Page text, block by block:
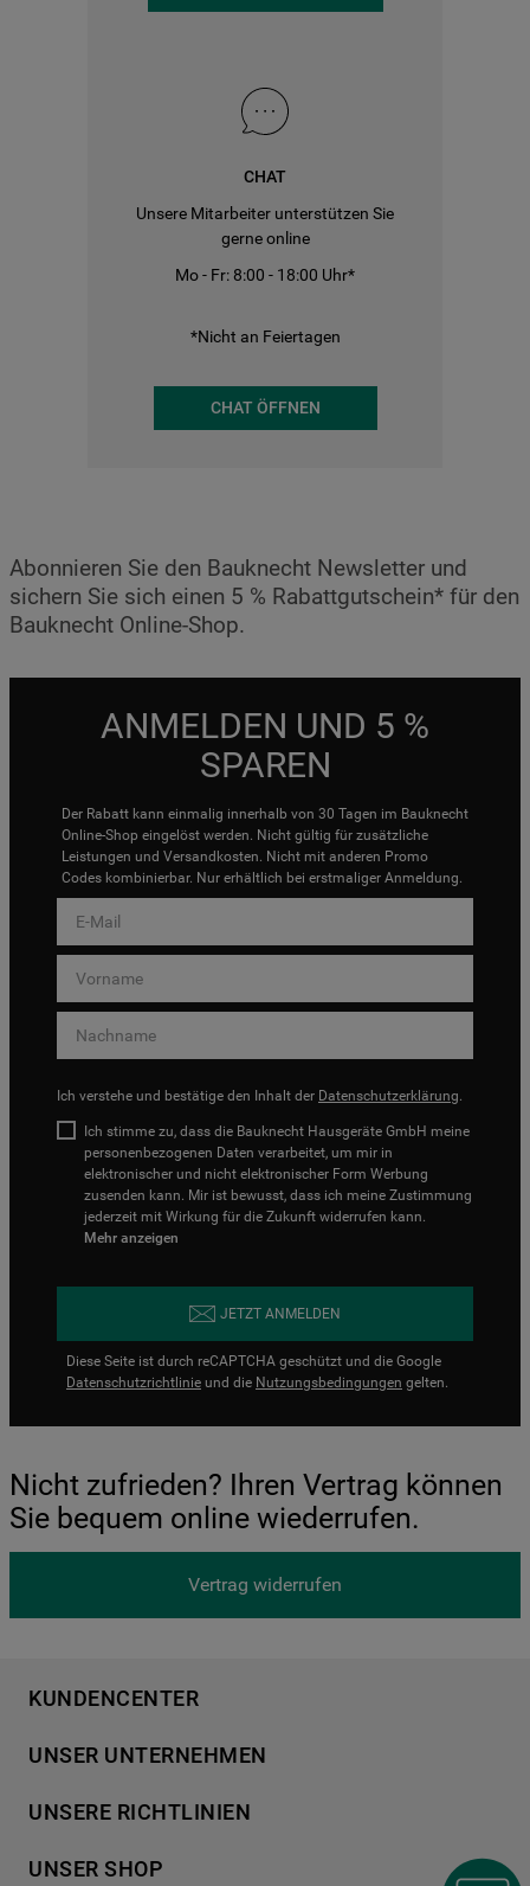
CHAT
Unsere Mitarbeiter unterstützen Sie
gerne online
Mo - Fr: 8:00 - 18:00 Uhr*
*Nicht an Feiertagen
CHAT ÖFFNEN
Abonnieren Sie den Bauknecht Newsletter und
sichern Sie sich einen 5 % Rabattgutschein* für den
Bauknecht Online-Shop.
ANMELDEN UND 5 %
SPAREN
Der Rabatt kann einmalig innerhalb von 30 Tagen im Bauknecht
Online-Shop eingelöst werden. Nicht gültig für zusätzliche
Leistungen und Versandkosten. Nicht mit anderen Promo
Codes kombinierbar. Nur erhältlich bei erstmaliger Anmeldung.
Ich verstehe und bestätige den Inhalt der Datenschutzerklärung.
Ich stimme zu, dass die Bauknecht Hausgeräte GmbH meine
personenbezogenen Daten verarbeitet, um mir in
elektronischer und nicht elektronischer Form Werbung
zusenden kann. Mir ist bewusst, dass ich meine Zustimmung
jederzeit mit Wirkung für die Zukunft widerrufen kann.
Mehr anzeigen
JETZT ANMELDEN
Diese Seite ist durch reCAPTCHA geschützt und die Google
Datenschutzrichtlinie und die Nutzungsbedingungen gelten.
Nicht zufrieden? Ihren Vertrag können
Sie bequem online wiederrufen.
Vertrag widerrufen
KUNDENCENTER
Händlersuche
Häufige Fragen
Kontakt
UNSER UNTERNEHMEN
Für Händler
Karriere
UNSERE RICHTLINIEN
Cookies
UNSER SHOP